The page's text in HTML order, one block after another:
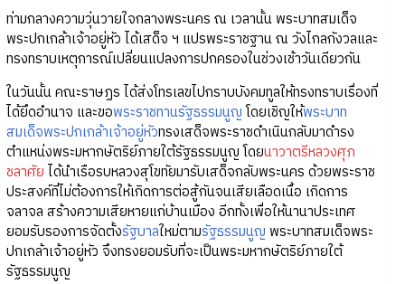
ท่ามกลางความวุ่นวายใจกลางพระนคร ณ เวลานั้น พระบาทสมเด็จ
พระปกเกล้าเจ้าอยู่หัว ได้เสด็จ ฯ แปรพระราชฐาน ณ วังไกลกังวลและ
ทรงทราบเหตุการณ์เปลี่ยนแปลงการปกครองในช่วงเช้าวันเดียวกัน
ในวันนั้น คณะราษฏร ได้ส่งโทรเลขไปกราบบังคมทูลให้ทรงทราบเรื่องที่
ได้ยึดอำนาจ และขอพระราชทานรัฐธรรมนูญโดยเชิญให้พระบาท
สมเด็จพระปกเกล้าเจ้าอยู่หัวทรงเสด็จพระราชดำเนินกลับมาดำรง
ตำแหน่งพระมหากษัตริย์ภายใต้รัฐธรรมนูญ โดยนาวาตรีหลวงศุภ
ชลาศัย ได้นำเรือรบหลวงสุโขทัยมารับเสด็จกลับพระนคร ด้วยพระราช
ประสงค์ที่ไม่ต้องการให้เกิดการต่อสู้กันจนเสียเลือดเนื้อ เกิดการ
จลาจล สร้างความเสียหายแก่บ้านเมือง อีกทั้งเพื่อให้นานาประเทศ
ยอมรับรองการจัดตั้งรัฐบาลใหม่ตามรัฐธรรมนูญ พระบาทสมเด็จพระ
ปกเกล้าเจ้าอยู่หัว จึงทรงยอมรับที่จะเป็นพระมหากษัตริย์ภายใต้
รัฐธรรมนูญ